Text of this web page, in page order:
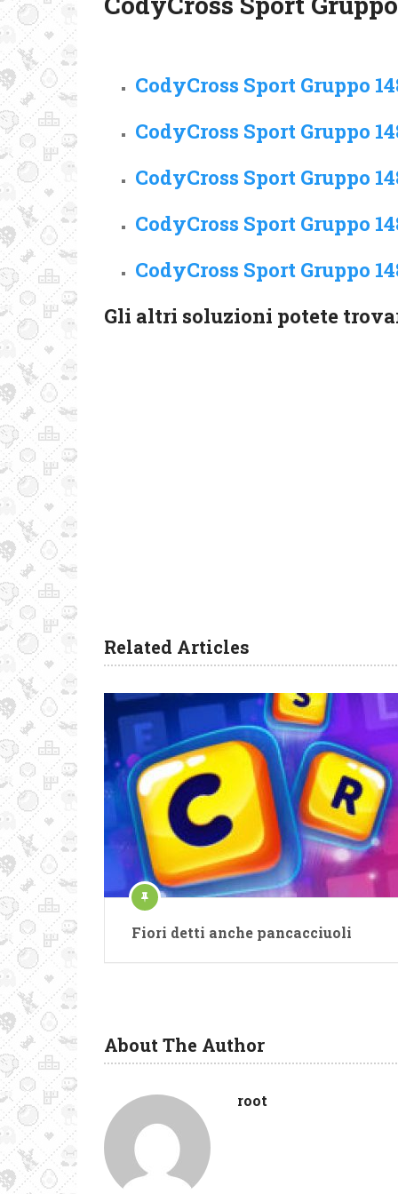
CodyCross Sport Gruppo
CodyCross Sport Gruppo
CodyCross Sport Gruppo
CodyCross Sport Gruppo
CodyCross Sport Gruppo
Gli altri soluzioni potete
Related Articles
Fiori detti anche pancacciuoli
About The Author
root